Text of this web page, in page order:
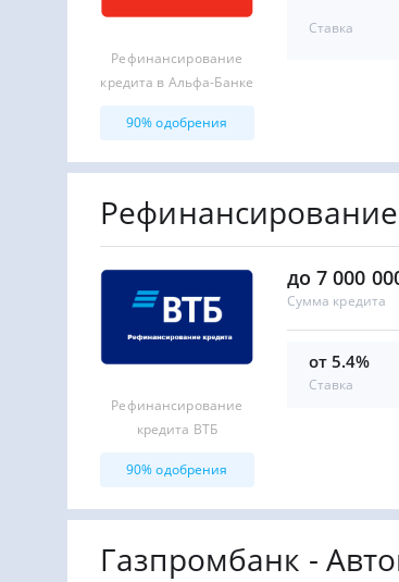
Рефинансирование
кредита в Альфа-Банке
90% одобрения
Ставка
Рефинансирование
кредита ВТБ
90% одобрения
до 7 000
Сумма кредита
от 5.4%
Ставка
Газпромбанк -